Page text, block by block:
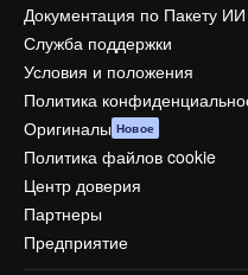
Документация по Пакету ИИ
Служба поддержки
Условия и положения
Политика
Оригиналы Новое
Политика файлов cookie
Центр доверия
Партнеры
Предприятие